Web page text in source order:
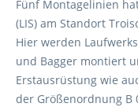
Fünf Montagelinien
(LIS) am Standort
Hier werden
und Bagger montiert
Erstausrüstung wie
der Größenordnung B